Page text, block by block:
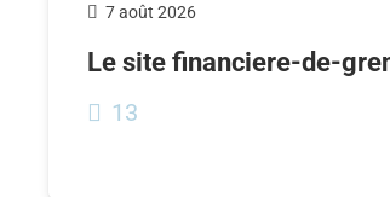
7 août 2026
Le site financiere-de-
13